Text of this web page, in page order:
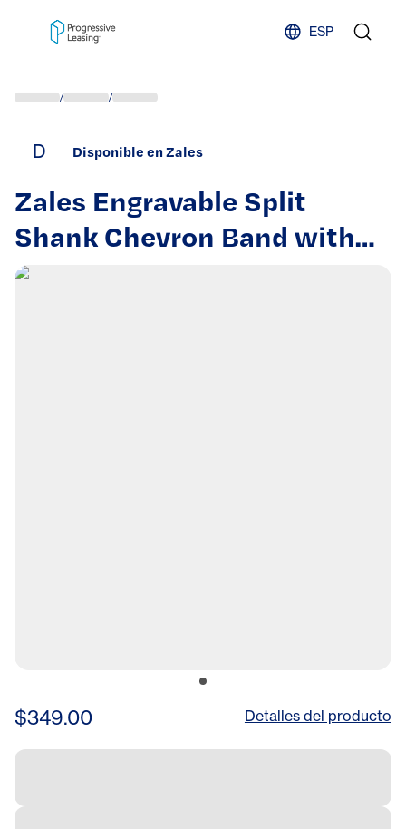
ESP
/ /
D Disponible en Zales
Zales Engravable Split
Shank Chevron Band with
Gemstone or Diamond
$349.00 Detalles del producto